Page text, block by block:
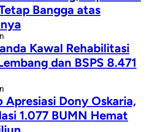
Bangga atas
Kawal Rehabilitasi
dan BSPS 8.471
Apresiasi Dony Oskaria,
1.077 BUMN Hemat